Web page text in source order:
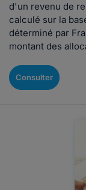
d'un revenu de
calculé sur la
déterminé par
montant des
Consulter